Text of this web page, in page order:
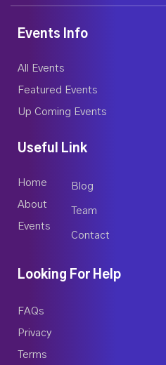
Events Info
All Events
Featured Events
Up Coming Events
Useful Link
Home
About
Events
Blog
Team
Contact
Looking For Help
FAQs
Privacy
Terms